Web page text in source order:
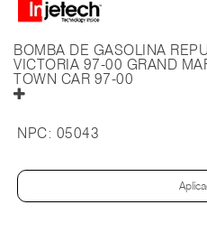
BOMBA DE GASOLINA
VICTORIA 97-00 GRAND
TOWN CAR 97-00
NPC: 05043